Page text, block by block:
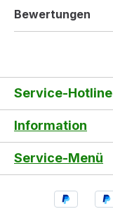
Bewertungen
Service-Hotline
Information
Service-Menü